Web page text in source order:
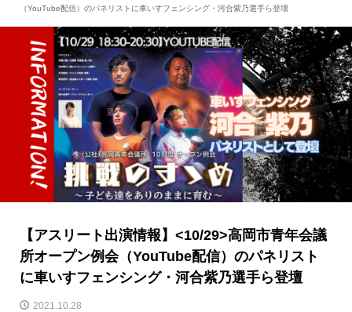
（YouTube配信）のパネリストに車いすフェンシング・河合紫乃選手ら登壇
【アスリート出演情報】<10/29>高岡市青年会議
所オープン例会（YouTube配信）のパネリスト
に車いすフェンシング・河合紫乃選手ら登壇
2021.10.28